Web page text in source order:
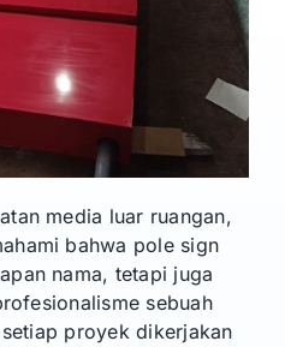
media luar ruangan,
bahwa pole sign
nama, tetapi juga
sebuah
proyek dikerjakan